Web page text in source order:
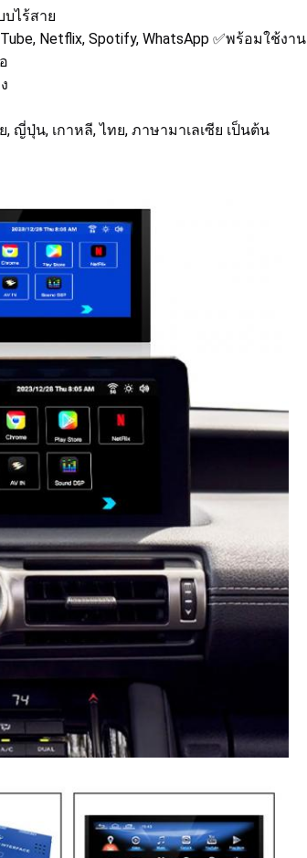
บไร้สาย
Netflix, Spotify, WhatsApp ✅พร้อมใช้งาน
ญี่ปุ่น, เกาหลี, ไทย, ภาษามาเลเซีย เป็นต้น